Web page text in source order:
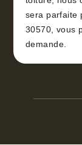
sera parfaite
30570, vous
demande.